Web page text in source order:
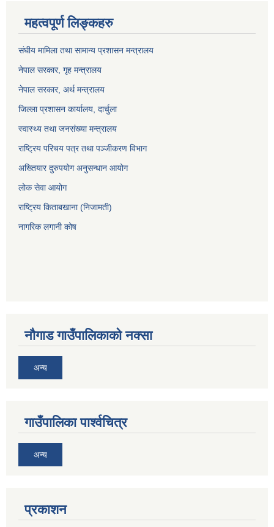
महत्वपूर्ण लिङ्कहरु
संघीय मामिला तथा सामान्य प्रशासन मन्त्रालय
नेपाल सरकार, गृह मन्त्रालय
नेपाल सरकार, अर्थ मन्त्रालय
जिल्ला प्रशासन कार्यालय, दार्चुला
स्वास्थ्य तथा जनसंख्या मन्त्रालय
राष्ट्रिय परिचय पत्र तथा पञ्जीकरण विभाग
अख्तियार दुरुपयोग अनुसन्धान आयोग
लोक सेवा आयोग
राष्ट्रिय किताबखाना (निजामती)
नागरिक लगानी कोष
नौगाड गाउँपालिकाको नक्सा
अन्य
गाउँपालिका पार्श्वचित्र
अन्य
प्रकाशन